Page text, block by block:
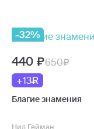
-32%
440
650
+13
Благие знамения
Нил Гейман